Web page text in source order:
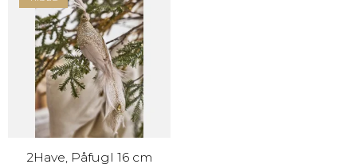
2Have, Påfugl 16 cm